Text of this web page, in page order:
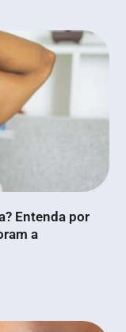
Entenda por
a